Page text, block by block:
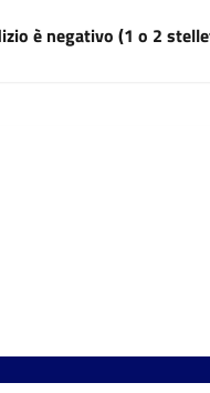
è negativo (1 o 2